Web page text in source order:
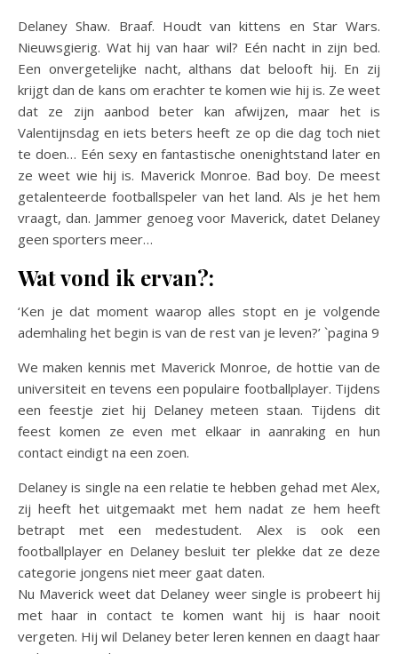
Delaney Shaw. Braaf. Houdt van kittens en Star Wars.
Nieuwsgierig. Wat hij van haar wil? Eén nacht in zijn bed.
Een onvergetelijke nacht, althans dat belooft hij. En zij
krijgt dan de kans om erachter te komen wie hij is. Ze weet
dat ze zijn aanbod beter kan afwijzen, maar het is
Valentijnsdag en iets beters heeft ze op die dag toch niet
te doen… Eén sexy en fantastische onenightstand later en
ze weet wie hij is. Maverick Monroe. Bad boy. De meest
getalenteerde footballspeler van het land. Als je het hem
vraagt, dan. Jammer genoeg voor Maverick, datet Delaney
geen sporters meer…
Wat vond ik ervan?:
‘Ken je dat moment waarop alles stopt en je volgende
ademhaling het begin is van de rest van je leven?’ `pagina 9
We maken kennis met Maverick Monroe, de hottie van de
universiteit en tevens een populaire footballplayer. Tijdens
een feestje ziet hij Delaney meteen staan. Tijdens dit
feest komen ze even met elkaar in aanraking en hun
contact eindigt na een zoen.
Delaney is single na een relatie te hebben gehad met Alex,
zij heeft het uitgemaakt met hem nadat ze hem heeft
betrapt met een medestudent. Alex is ook een
footballplayer en Delaney besluit ter plekke dat ze deze
categorie jongens niet meer gaat daten.
Nu Maverick weet dat Delaney weer single is probeert hij
met haar in contact te komen want hij is haar nooit
vergeten. Hij wil Delaney beter leren kennen en daagt haar